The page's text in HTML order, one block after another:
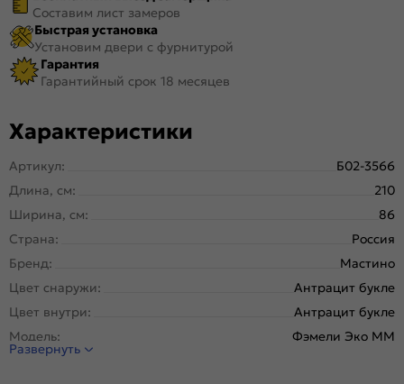
Составим лист замеров
Быстрая установка
Установим двери с фурнитурой
Гарантия
Гарантийный срок 18 месяцев
Характеристики
Артикул:
Б02-3566
Длина, см:
210
Ширина, см:
86
Страна:
Россия
Бренд:
Мастино
Цвет снаружи:
Антрацит букле
Цвет внутри:
Антрацит букле
Модель:
Фэмели Эко ММ
Открывание:
Развернуть